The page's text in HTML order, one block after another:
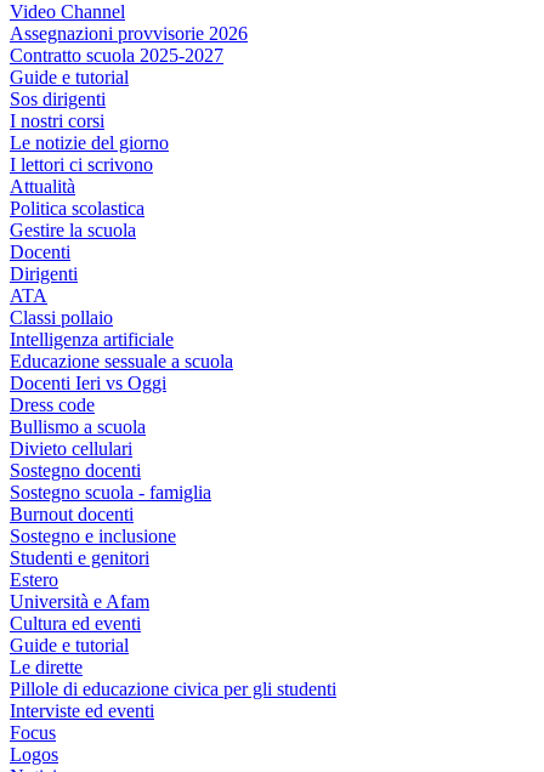
Video Channel
Assegnazioni provvisorie 2026
Contratto scuola 2025-2027
Guide e tutorial
Sos dirigenti
I nostri corsi
Le notizie del giorno
I lettori ci scrivono
Attualità
Politica scolastica
Gestire la scuola
Docenti
Dirigenti
ATA
Classi pollaio
Intelligenza artificiale
Educazione sessuale a scuola
Docenti Ieri vs Oggi
Dress code
Bullismo a scuola
Divieto cellulari
Sostegno docenti
Sostegno scuola - famiglia
Burnout docenti
Sostegno e inclusione
Studenti e genitori
Estero
Università e Afam
Cultura ed eventi
Guide e tutorial
Le dirette
Pillole di educazione civica per gli studenti
Interviste ed eventi
Focus
Logos